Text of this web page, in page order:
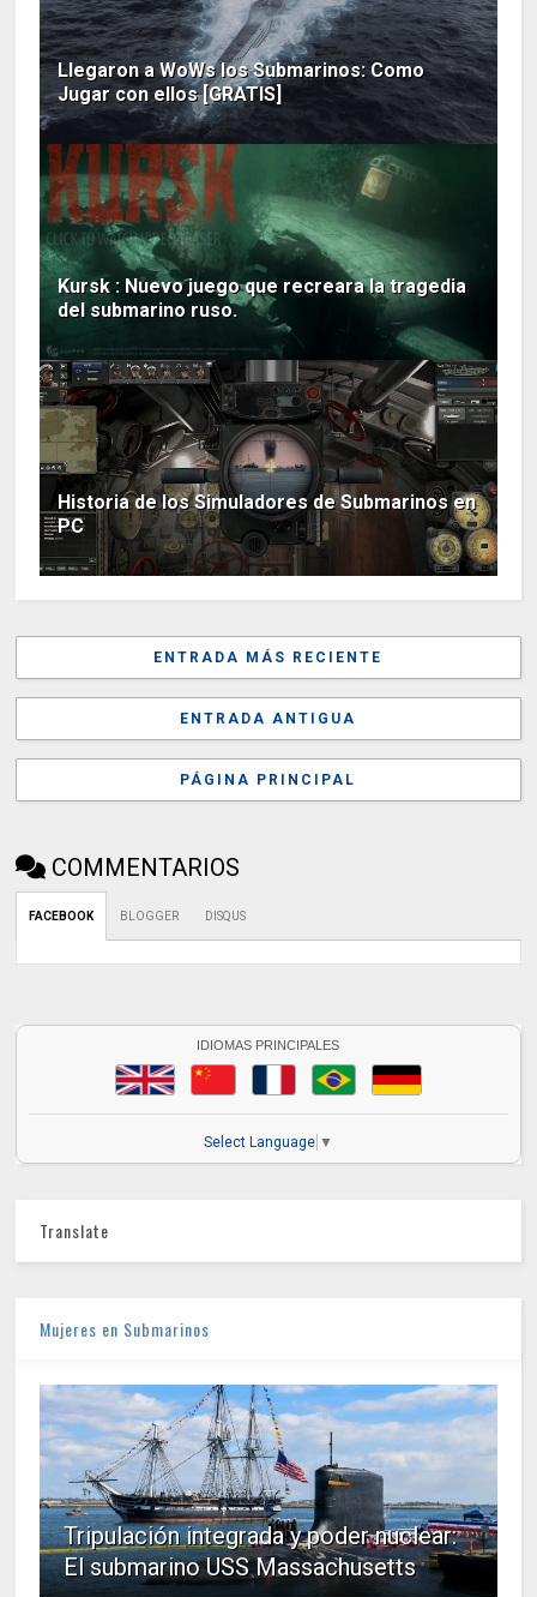
Llegaron a WoWs los Submarinos: Como
Jugar con ellos [GRATIS]
Kursk : Nuevo juego que recreara la tragedia
del submarino ruso.
Historia de los Simuladores de Submarinos en
PC
ENTRADA MÁS RECIENTE
ENTRADA ANTIGUA
PÁGINA PRINCIPAL
COMMENTARIOS
FACEBOOK BLOGGER DISQUS
IDIOMAS PRINCIPALES
Select Language ▼
Translate
Mujeres en Submarinos
Tripulación integrada y poder nuclear:
El submarino USS Massachusetts